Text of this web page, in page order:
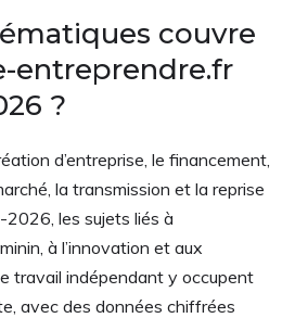
couvre
entreprendre.fr
?
d’entreprise, le financement,
la transmission et la reprise
2026, les sujets liés à
à l’innovation et aux
travail indépendant y occupent
avec des données chiffrées